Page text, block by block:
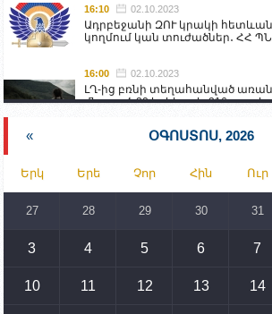
16:10 02.10.2023
Ադրբեջանի ԶՈՒ կրակի
կողմում կան տուժածներ․ ՀՀ ՊՆ
16:00 02.10.2023
ԼՂ-ից բռնի տեղահանված
մնացած 20 երեխա և 216
Իրանը կողմ է
տրանսպորտային
զարգացմանը, սակայն ոչ՝
սահմանների փոփոխությանը
15:10 02.10.2023
սպառնալիքները կասեցնելու
պատգամավորը Գորիսում է
« ՕԳՈՍՏՈՍ, 2026
Երկ Երե Չոր Հին Ուր
27 28 29 30 31
3 4 5 6 7
10 11 12 13 14